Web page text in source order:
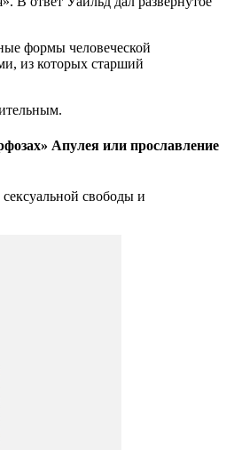
формы человеческой
из которых старший
Апулея или прославление
свободы и